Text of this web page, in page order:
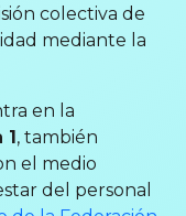
colectiva de
mediante la
en la
, también
el medio
del personal